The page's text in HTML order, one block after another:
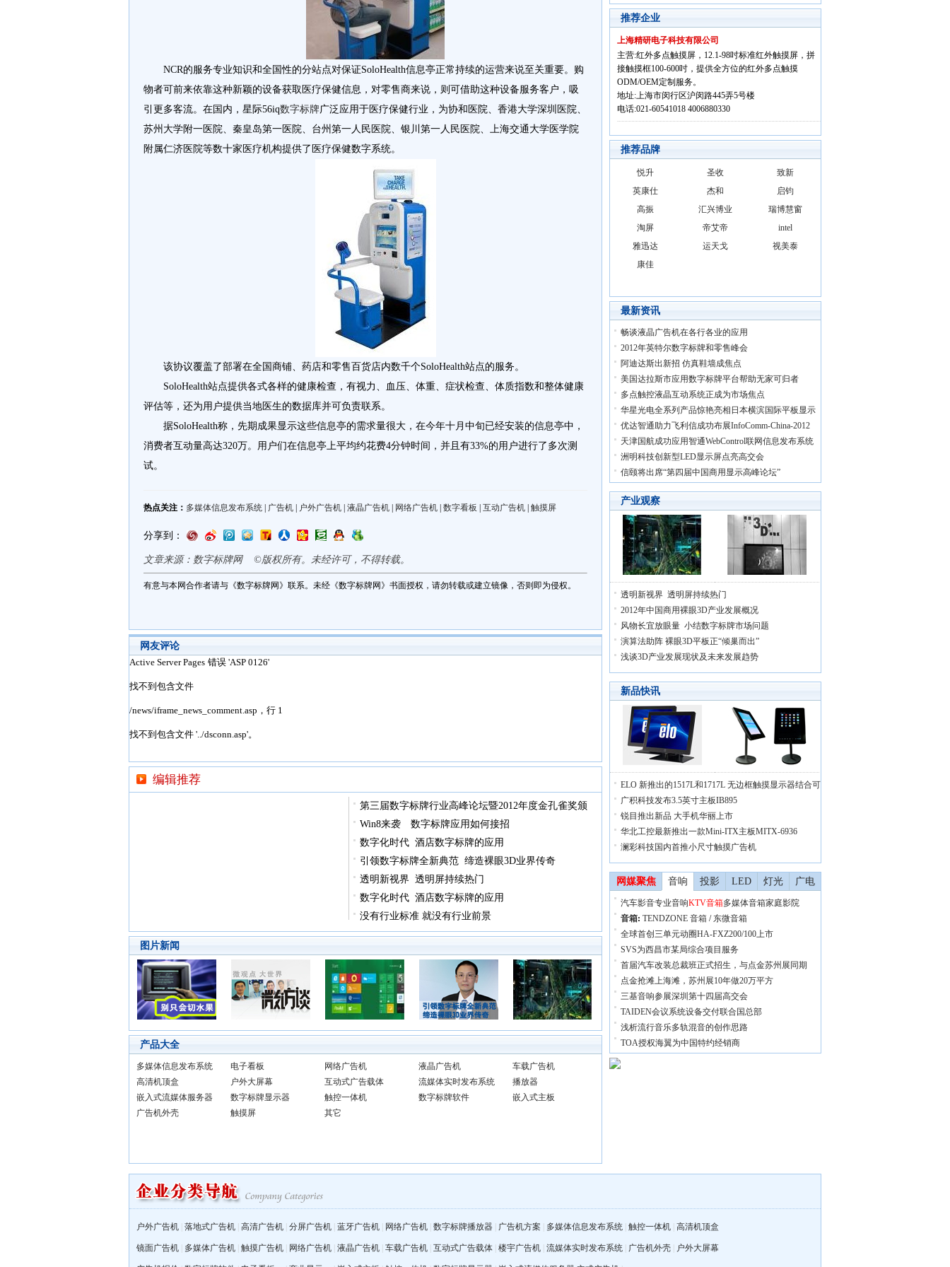
NCR的服务专业知识和全国性的分站点对保证SoloHealth信息亭正常持续的运营来说至关重要。购
物者可前来依靠这种新颖的设备获取医疗保健信息，对零售商来说，则可借助这种设备服务客户，吸
引更多客流。在国内，星际56iq数字标牌广泛应用于医疗保健行业，为协和医院、香港大学深圳医院、
苏州大学附一医院、秦皇岛第一医院、台州第一人民医院、银川第一人民医院、上海交通大学医学院
附属仁济医院等数十家医疗机构提供了医疗保健数字系统。
该协议覆盖了部署在全国商铺、药店和零售百货店内数千个SoloHealth站点的服务。
SoloHealth站点提供各式各样的健康检查，有视力、血压、体重、症状检查、体质指数和整体健康
评估等，还为用户提供当地医生的数据库并可负责联系。
据SoloHealth称，先期成果显示这些信息亭的需求量很大，在今年十月中旬已经安装的信息亭中，
消费者互动量高达320万。用户们在信息亭上平均约花费4分钟时间，并且有33%的用户进行了多次测
试。
热点关注： 多媒体信息发布系统 广告机 户外广告机 液晶广告机 网络广告机 数字看板 互动广告机 触摸屏
分享到：
文章来源：数字标牌网 ©版权所有。未经许可，不得转载。
有意与本网合作者请与《数字标牌网》联系。未经《数字标牌网》书面授权，请勿转载或建立镜像，否则即为侵权。
网友评论
编辑推荐
第三届数字标牌行业高峰论坛暨2012年度金孔雀奖颁
Win8来袭 数字标牌应用如何接招
数字化时代 酒店数字标牌的应用
引领数字标牌全新典范 缔造裸眼3D业界传奇
透明新视界 透明屏持续热门
数字化时代 酒店数字标牌的应用
没有行业标准 就没有行业前景
图片新闻
产品大全
多媒体信息发布系统 电子看板 网络广告机 液晶广告机
车载广告机
高清机顶盒
户外大屏幕 互动式广告载体 流媒体实时发布系统
播放器
嵌入式流媒体服务器
数字标牌显示器 触控一体机 数字标牌软件
嵌入式主板
广告机外壳
触摸屏 其它
推荐企业
上海精研电子科技有限公司
主营:红外多点触摸屏，12.1-98吋标准红外触摸屏，拼
接触摸框100-600吋，提供全方位的红外多点触摸
ODM/OEM定制服务。
地址:上海市闵行区沪闵路445弄5号楼
电话:021-60541018 4006880330
推荐品牌
悦升 圣收
致新
英康仕
杰和
启钧
高振
汇兴博业
瑞博慧窗
淘屏
帝艾帝
intel
雅迅达
运天戈
视美泰
康佳
最新资讯
畅谈液晶广告机在各行各业的应用
2012年英特尔数字标牌和零售峰会
阿迪达斯出新招 仿真鞋墙成焦点
美国达拉斯市应用数字标牌平台帮助无家可归者
多点触控液晶互动系统正成为市场焦点
华星光电全系列产品惊艳亮相日本横滨国际平板显示
优达智通助力飞利信成功布展InfoComm-China-2012
天津国航成功应用智通WebControl联网信息发布系统
洲明科技创新型LED显示屏点亮高交会
信颐将出席“第四届中国商用显示高峰论坛”
产业观察
透明新视界 透明屏持续热门
2012年中国商用裸眼3D产业发展概况
风物长宜放眼量 小结数字标牌市场问题
演算法助阵 裸眼3D平板正“倾巢而出”
浅谈3D产业发展现状及未来发展趋势
新品快讯
ELO 新推出的1517L和1717L 无边框触摸显示器结合可
广积科技发布3.5英寸主板IB895
锐目推出新品 大手机华丽上市
华北工控最新推出一款Mini-ITX主板MITX-6936
澜彩科技国内首推小尺寸触摸广告机
网媒聚焦 音响 投影 LED 灯光 广电
汽车影音专业音响KTV音箱多媒体音箱家庭影院
音箱: TENDZONE 音箱 / 东微音箱
全球首创三单元动圈HA-FXZ200/100上市
SVS为西昌市某局综合项目服务
首届汽车改装总裁班正式招生，与点金苏州展同期
点金抢滩上海滩，苏州展10年做20万平方
三基音响参展深圳第十四届高交会
TAIDEN会议系统设备交付联合国总部
浅析流行音乐多轨混音的创作思路
TOA授权海翼为中国特约经销商
户外广告机 落地式广告机 高清广告机 分屏广告机 蓝牙广告机 网络广告机 数字标牌播放器 广告机方案 多媒体信息发布系统 触控一体机 高清机顶盒
镜面广告机 多媒体广告机 触摸广告机 网络广告机 液晶广告机 车载广告机 互动式广告载体 楼宇广告机 流媒体实时发布系统 广告机外壳 户外大屏幕